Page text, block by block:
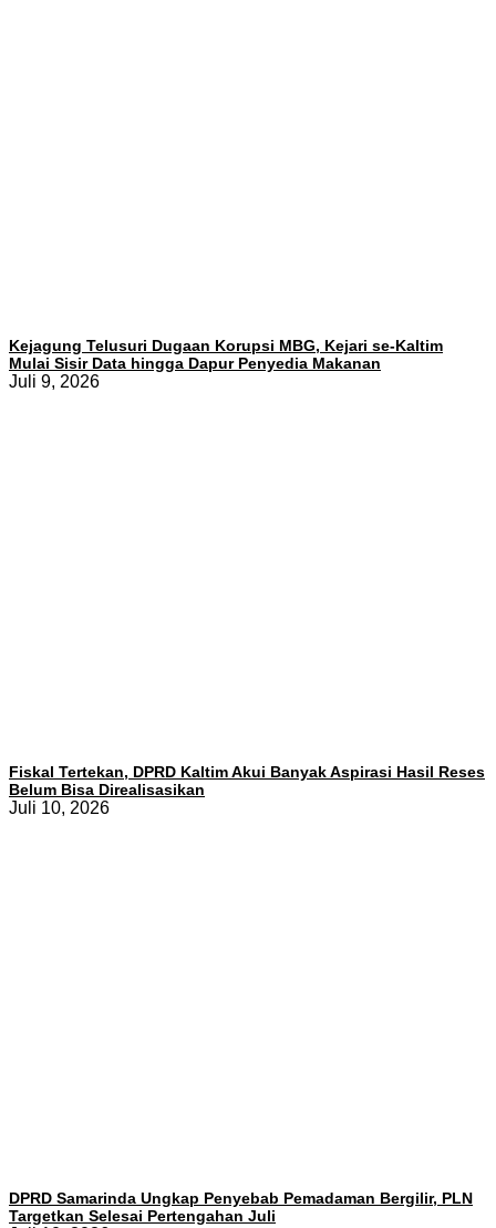
Kejagung Telusuri Dugaan Korupsi MBG, Kejari se-Kaltim
Mulai Sisir Data hingga Dapur Penyedia Makanan
Juli 9, 2026
Fiskal Tertekan, DPRD Kaltim Akui Banyak Aspirasi Hasil Reses
Belum Bisa Direalisasikan
Juli 10, 2026
DPRD Samarinda Ungkap Penyebab Pemadaman Bergilir, PLN
Targetkan Selesai Pertengahan Juli